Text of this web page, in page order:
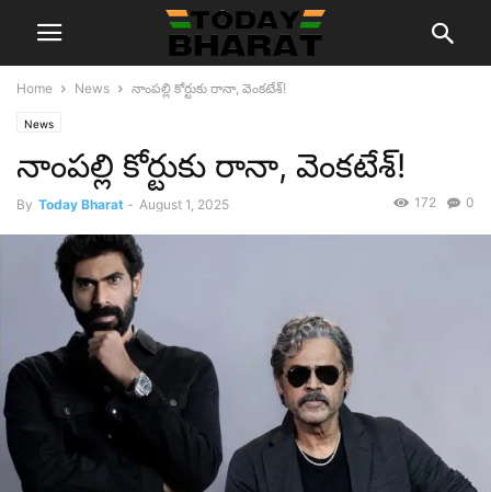
Home News నాంప‌ల్లి కోర్టుకు రానా, వెంక‌టేశ్!
News
నాంప‌ల్లి కోర్టుకు రానా, వెంక‌టేశ్!
By Today Bharat - August 1, 2025 0
172